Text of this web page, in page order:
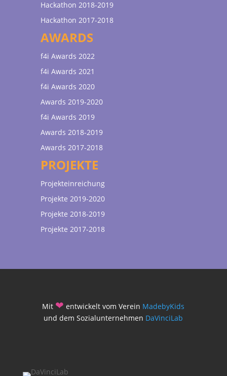
Hackathon 2018-2019
Hackathon 2017-2018
AWARDS
f4i Awards 2022
f4i Awards 2021
f4i Awards 2020
Awards 2019-2020
f4i Awards 2019
Awards 2018-2019
Awards 2017-2018
PROJEKTE
Projekteinreichung
Projekte 2019-2020
Projekte 2018-2019
Projekte 2017-2018
Mit ❤ entwickelt vom Verein MadebyKids
und dem Sozialunternehmen DaVinciLab